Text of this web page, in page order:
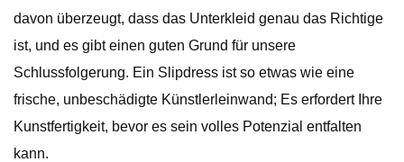
davon überzeugt, dass das Unterkleid genau das Richtige
ist, und es gibt einen guten Grund für unsere
Schlussfolgerung. Ein Slipdress ist so etwas wie eine
frische, unbeschädigte Künstlerleinwand; Es erfordert Ihre
Kunstfertigkeit, bevor es sein volles Potenzial entfalten
kann.